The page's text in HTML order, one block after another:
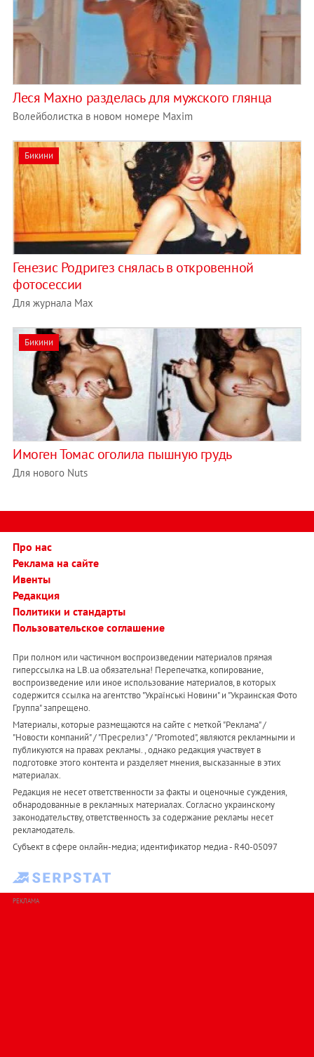
Леся Махно разделась для мужского глянца
Волейболистка в новом номере Maxim
Бикини
Генезис Родригез снялась в откровенной
фотосессии
Для журнала Max
Бикини
Имоген Томас оголила пышную грудь
Для нового Nuts
Про нас
Реклама на сайте
Ивенты
Редакция
Политики и стандарты
Пользовательское соглашение
При полном или частичном воспроизведении материалов прямая
гиперссылка на LB.ua обязательна! Перепечатка, копирование,
воспроизведение или иное использование материалов, в которых
содержится ссылка на агентство "Українськi Новини" и "Украинская Фото
Группа" запрещено.
Материалы, которые размещаются на сайте с меткой "Реклама" /
"Новости компаний" / "Пресрелиз" / "Promoted", являются рекламными и
публикуются на правах рекламы. , однако редакция участвует в
подготовке этого контента и разделяет мнения, высказанные в этих
материалах.
Редакция не несет ответственности за факты и оценочные суждения,
обнародованные в рекламных материалах. Согласно украинскому
законодательству, ответственность за содержание рекламы несет
рекламодатель.
Субъект в сфере онлайн-медиа; идентификатор медиа - R40-05097
РЕКЛАМА